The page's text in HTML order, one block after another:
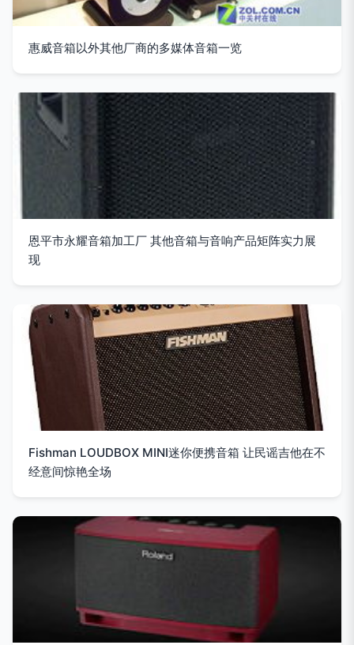
惠威音箱以外其他厂商的多媒体音箱一览
恩平市永耀音箱加工厂 其他音箱与音响产品矩阵实力展
现
Fishman LOUDBOX MINI迷你便携音箱 让民谣吉他在不
经意间惊艳全场